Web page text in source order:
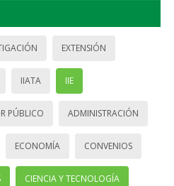
EXTENSIÓN
IIATA IIE
PÚBLICO ADMINISTRACIÓN
ECONOMÍA CONVENIOS
CIENCIA Y TECNOLOGÍA